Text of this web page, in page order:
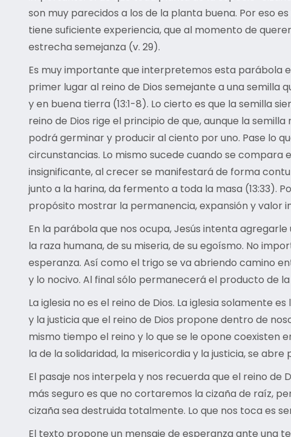
son muy parecidos a los de la planta buena. Por eso
tiene suficiente experiencia, que al momento de
estrecha semejanza (v. 29).
Es muy importante que interpretemos esta parábola
primer lugar al reino de Dios semejante a una semilla
y en buena tierra (13:1-8). Lo cierto es que la semilla
reino de Dios rige el principio de que, aunque la
podrá germinar y producir al ciento por uno. Pase lo
circunstancias. Lo mismo sucede cuando se compara
insignificante, al crecer se manifestará de forma
junto a la harina, da fermento a toda la masa (13:33).
propósito mostrar la permanencia, expansión y valor
En la parábola que nos ocupa, Jesús intenta
la raza humana, de su miseria, de su egoísmo. No
esperanza. Así como el trigo se va abriendo camino
y lo nocivo. Al final sólo permanecerá el producto de
La iglesia no es el reino de Dios. La iglesia solamente
y la justicia que el reino de Dios propone dentro de
mismo tiempo el reino y lo que se le opone coexisten
la de la solidaridad, la misericordia y la justicia, se
El pasaje nos interpela y nos recuerda que el reino
más seguro es que no cortaremos la cizaña de raíz,
cizaña sea destruida totalmente. Lo que nos toca es
El texto propone un mensaje de esperanza ante una